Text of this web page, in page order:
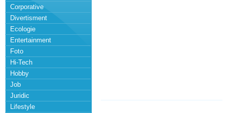
Corporative
Divertisment
Ecologie
Entertainment
Foto
Hi-Tech
Hobby
Job
Juridic
Lifestyle